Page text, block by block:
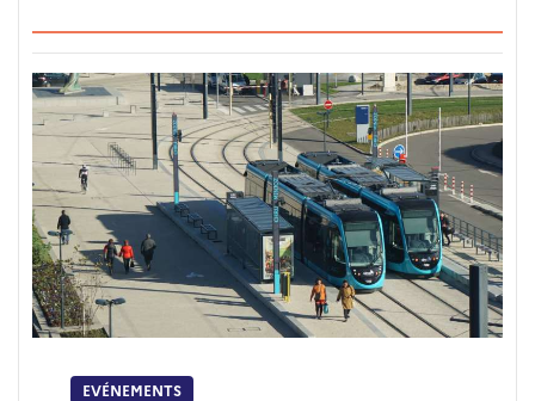
EVÉNEMENTS